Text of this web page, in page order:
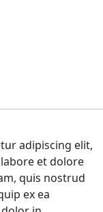
adipiscing elit,
et dolore
quis nostrud
ex ea